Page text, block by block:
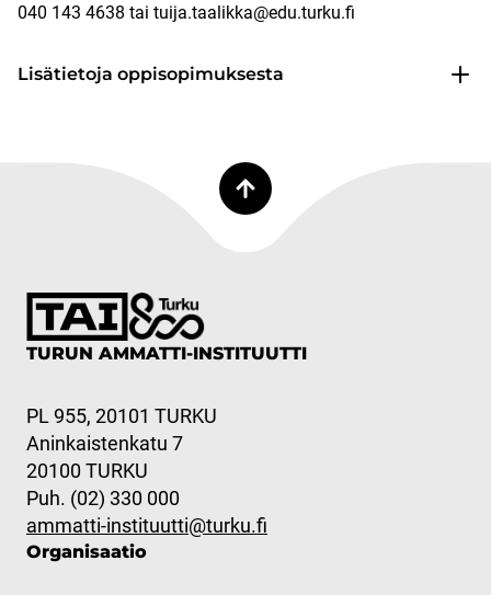
040 143 4638 tai tuija.taalikka@edu.turku.fi
Lisätietoja oppisopimuksesta
TURUN AMMATTI-INSTITUUTTI
PL 955, 20101 TURKU
Aninkaistenkatu 7
20100 TURKU
Puh. (02) 330 000
ammatti-instituutti@turku.fi
Organisaatio